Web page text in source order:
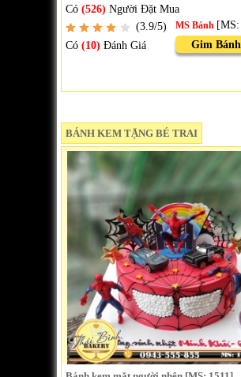
Có (526) Người Đặt Mua
(3.9/5)
Có (10) Đánh Giá
MS Bánh [MS:
Gim Bánh
BÁNH KEM TẶNG BÉ TRAI